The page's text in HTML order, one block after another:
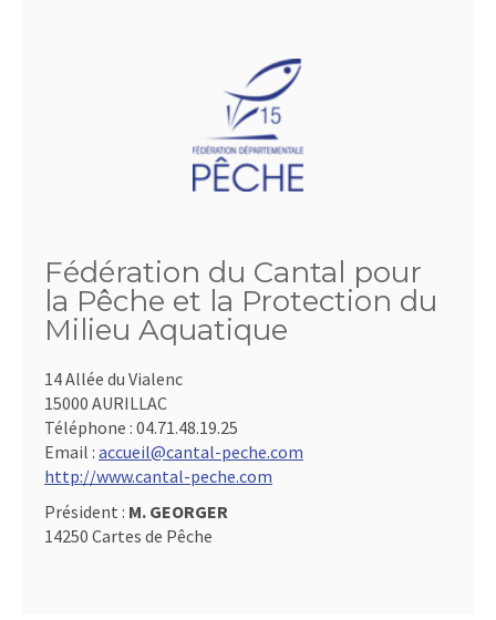
Fédération du Cantal pour
la Pêche et la Protection du
Milieu Aquatique
14 Allée du Vialenc
15000 AURILLAC
Téléphone : 04.71.48.19.25
Email : accueil@cantal-peche.com
http://www.cantal-peche.com
Président : M. GEORGER
14250 Cartes de Pêche